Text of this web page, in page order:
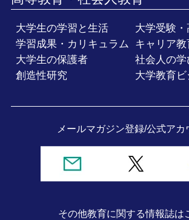
大学生の学習と生活
大学受験
学習成果・カリキュラム
キャリア
大学生の保護者
社会人の学
創造性研究
大学教育ビ
メールマガジン登録/公式アカ
その他教育に関する情報誌は